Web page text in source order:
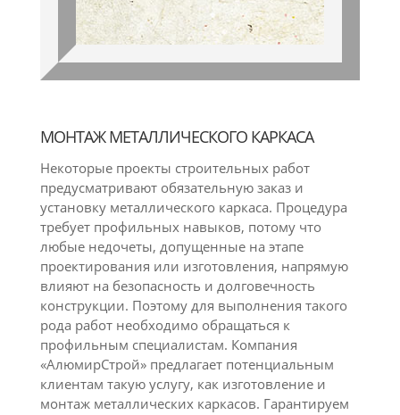
МОНТАЖ МЕТАЛЛИЧЕСКОГО КАРКАСА
Некоторые проекты строительных работ
предусматривают обязательную заказ и
установку металлического каркаса. Процедура
требует профильных навыков, потому что
любые недочеты, допущенные на этапе
проектирования или изготовления, напрямую
влияют на безопасность и долговечность
конструкции. Поэтому для выполнения такого
рода работ необходимо обращаться к
профильным специалистам. Компания
«АлюмирСтрой» предлагает потенциальным
клиентам такую услугу, как изготовление и
монтаж металлических каркасов. Гарантируем